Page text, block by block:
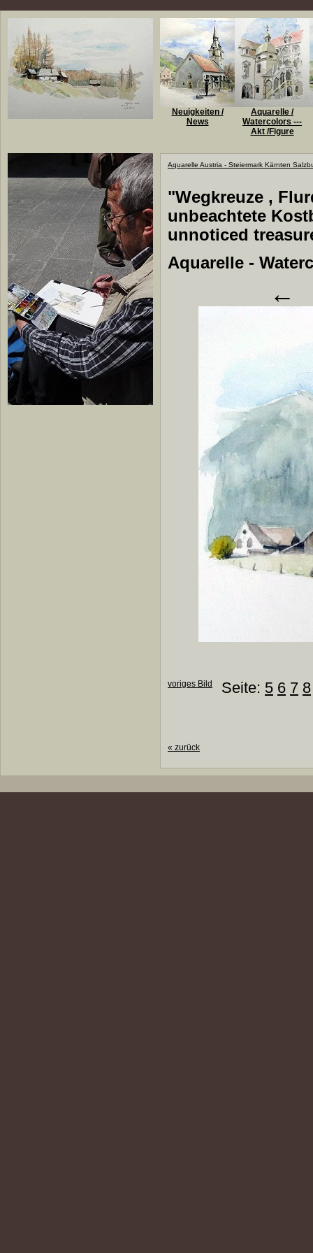
Neuigkeiten /
News
Aquarelle /
Watercolors ---
Akt /Figure
Aquarelle Austria - Steiermark Kärnten
"Wegkreuze ,
unbeachtete
unnoticed
Aquarelle -
←
voriges Bild Seite: 5 6 7 8
« zurück